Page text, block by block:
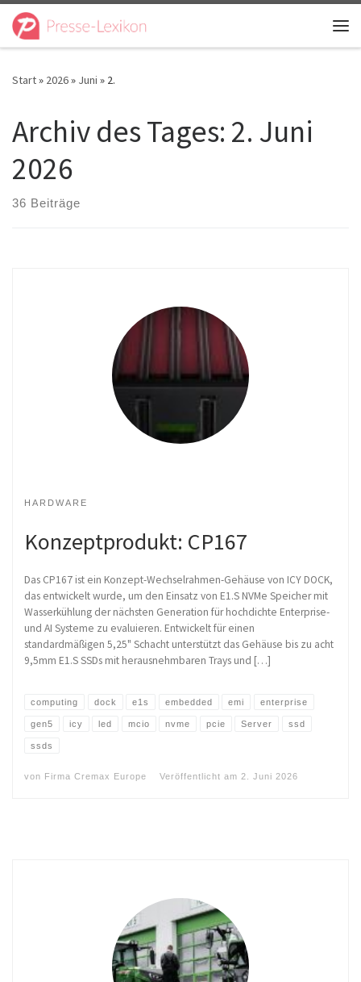
Zum Inhalt springen
Start» 2026» Juni » 2.
Archiv des Tages: 2. Juni
2026
36 Beiträge
HARDWARE
Konzeptprodukt: CP167
Das CP167 ist ein Konzept-Wechselrahmen-Gehäuse von ICY DOCK,
das entwickelt wurde, um den Einsatz von E1.S NVMe Speicher mit
Wasserkühlung der nächsten Generation für hochdichte Enterprise-
und AI Systeme zu evaluieren. Entwickelt für einen
standardmäßigen 5,25" Schacht unterstützt das Gehäuse bis zu acht
9,5mm E1.S SSDs mit herausnehmbaren Trays und […]
computing dock e1s embedded emi enterprise
gen5 icy led mcio nvme pcie Server ssd
ssds
von Firma Cremax Europe Veröffentlicht am 2. Juni 2026